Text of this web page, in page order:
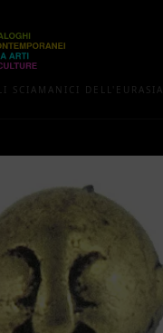
SCIAMANICI DELL'EURASIA